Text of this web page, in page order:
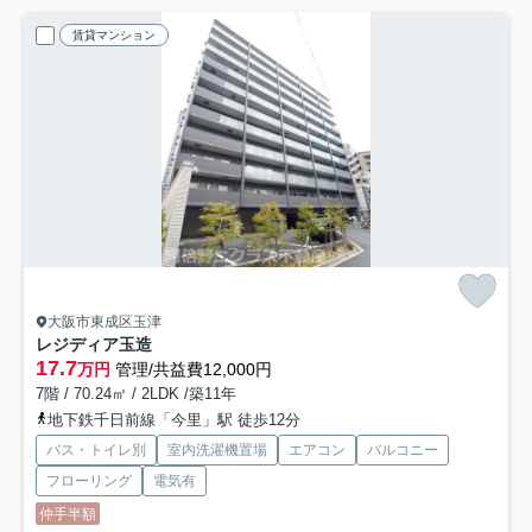
賃貸マンション
大阪市東成区玉津
レジディア玉造
17.7万円 管理/共益費12,000円
7階 / 70.24㎡ / 2LDK /築11年
地下鉄千日前線「今里」駅 徒歩12分
バス・トイレ別 室内洗濯機置場 エアコン
バルコニー
フローリング
電気有
仲手半額